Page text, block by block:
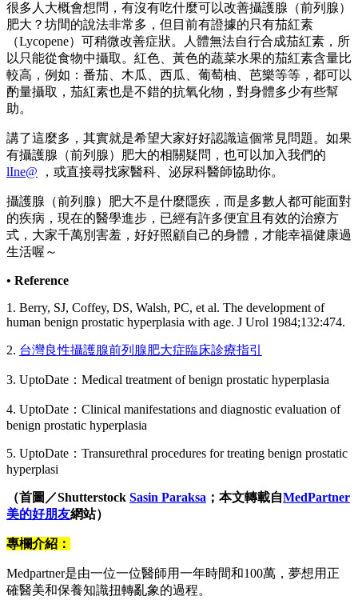
很多人大概會想問，有沒有吃什麼可以改善攝護腺（前列腺）
肥大？坊間的說法非常多，但目前有證據的只有茄紅素
（Lycopene）可稍微改善症狀。人體無法自行合成茄紅素，所
以只能從食物中攝取。紅色、黃色的蔬菜水果的茄紅素含量比
較高，例如：番茄、木瓜、西瓜、葡萄柚、芭樂等等，都可以
酌量攝取，茄紅素也是不錯的抗氧化物，對身體多少有些幫
助。
講了這麼多，其實就是希望大家好好認識這個常見問題。如果
有攝護腺（前列腺）肥大的相關疑問，也可以加入我們的
lIne@ ，或直接尋找家醫科、泌尿科醫師協助你。
攝護腺（前列腺）肥大不是什麼隱疾，而是多數人都可能面對
的疾病，現在的醫學進步，已經有許多便宜且有效的治療方
式，大家千萬別害羞，好好照顧自己的身體，才能幸福健康過
生活喔～
• Reference
1. Berry, SJ, Coffey, DS, Walsh, PC, et al. The development of
human benign prostatic hyperplasia with age. J Urol 1984;132:474.
2. 台灣良性攝護腺前列腺肥大症臨床診療指引
3. UptoDate：Medical treatment of benign prostatic hyperplasia
4. UptoDate：Clinical manifestations and diagnostic evaluation of
benign prostatic hyperplasia
5. UptoDate：Transurethral procedures for treating benign prostatic
hyperplasi
（首圖／Shutterstock Sasin Paraksa ；本文轉載自MedPartner
美的好朋友網站）
專欄介紹：
Medpartner是由一位一位醫師用一年時間和100萬，夢想用正
確醫美和保養知識扭轉亂象的過程。